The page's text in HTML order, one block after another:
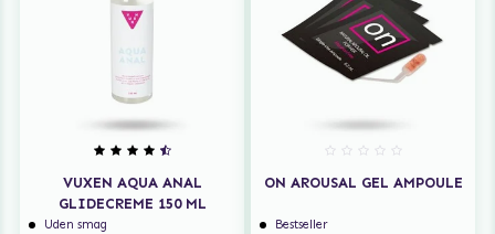
VUXEN AQUA ANAL
GLIDECREME 150 ML
Uden smag
ON AROUSAL GEL AMPOULE
Bestseller